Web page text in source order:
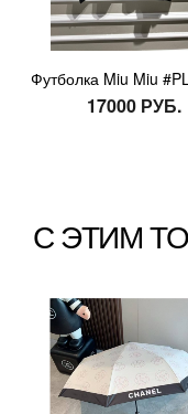
Футболка Miu Miu
17000 РУБ.
С ЭТИМ